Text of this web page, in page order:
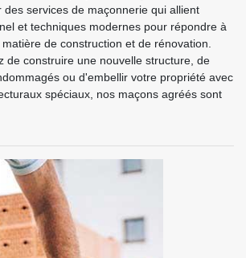
services de maçonnerie qui allient
et techniques modernes pour répondre à
de construction et de rénovation.
de construire une nouvelle structure, de
ou d'embellir votre propriété avec
spéciaux, nos maçons agréés sont